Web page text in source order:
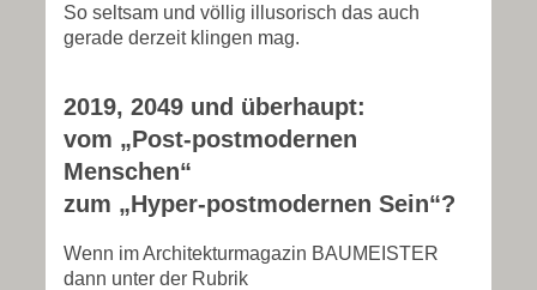
So seltsam und völlig illusorisch das auch
gerade derzeit klingen mag.
2019, 2049 und überhaupt:
vom „Post-postmodernen
Menschen“
zum „Hyper-postmodernen Sein“?
Wenn im Architekturmagazin BAUMEISTER
dann unter der Rubrik